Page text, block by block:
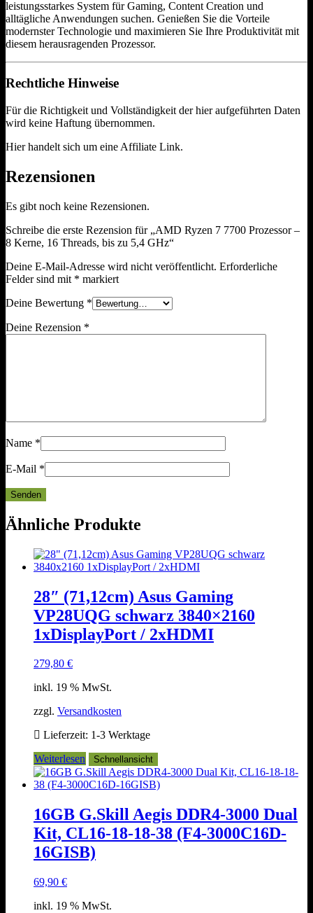
leistungsstarkes System für Gaming, Content Creation und
alltägliche Anwendungen suchen. Genießen Sie die Vorteile
modernster Technologie und maximieren Sie Ihre Produktivität mit
diesem herausragenden Prozessor.
Rechtliche Hinweise
Für die Richtigkeit und Vollständigkeit der hier aufgeführten Daten
wird keine Haftung übernommen.
Hier handelt sich um eine Affiliate Link.
Rezensionen
Es gibt noch keine Rezensionen.
Schreibe die erste Rezension für „AMD Ryzen 7 7700 Prozessor –
8 Kerne, 16 Threads, bis zu 5,4 GHz“
Deine E-Mail-Adresse wird nicht veröffentlicht. Erforderliche
Felder sind mit * markiert
Deine Bewertung *
Deine Rezension *
Name *
E-Mail *
Ähnliche Produkte
28″ (71,12cm) Asus Gaming
VP28UQG schwarz 3840×2160
1xDisplayPort / 2xHDMI
279,80 €
inkl. 19 % MwSt.
zzgl. Versandkosten
Lieferzeit: 1-3 Werktage
Weiterlesen
Schnellansicht
16GB G.Skill Aegis DDR4-3000 Dual
Kit, CL16-18-18-38 (F4-3000C16D-
16GISB)
69,90 €
inkl. 19 % MwSt.